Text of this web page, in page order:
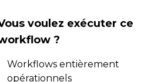
voulez exécuter ce
?
Workflows entièrement
opérationnels